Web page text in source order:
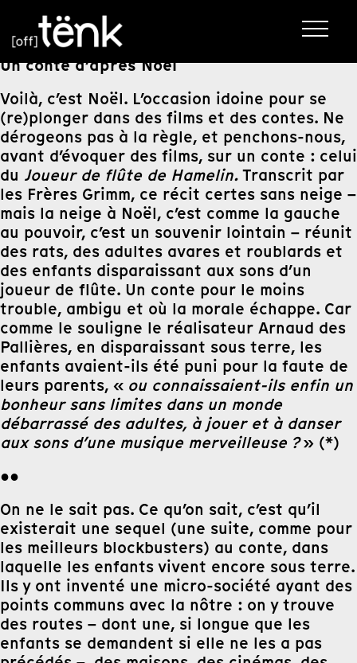
Un conte d’après Noël
Voilà, c’est Noël. L’occasion idoine pour se
(re)plonger dans des films et des contes. Ne
dérogeons pas à la règle, et penchons-nous,
avant d’évoquer des films, sur un conte : celui
du Joueur de flûte de Hamelin.Transcrit par
les Frères Grimm, ce récit certes sans neige –
mais la neige à Noël, c’est comme la gauche
au pouvoir, c’est un souvenir lointain – réunit
des rats, des adultes avares et roublards et
des enfants disparaissant aux sons d’un
joueur de flûte. Un conte pour le moins
trouble, ambigu et où la morale échappe. Car
comme le souligne le réalisateur Arnaud des
Pallières, en disparaissant sous terre, les
enfants avaient-ils été puni pour la faute de
leurs parents, « ou connaissaient-ils enfin un
bonheur sans limites dans un monde
débarrassé des adultes, à jouer et à danser
aux sons d’une musique merveilleuse ?» (*)
●●
On ne le sait pas. Ce qu’on sait, c’est qu’il
existerait une sequel (une suite, comme pour
les meilleurs blockbusters) au conte, dans
laquelle les enfants vivent encore sous terre.
Ils y ont inventé une micro-société ayant des
points communs avec la nôtre : on y trouve
des routes – dont une, si longue que les
enfants se demandent si elle ne les a pas